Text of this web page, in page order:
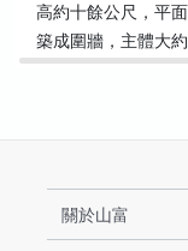
高約十餘公尺，平
築成圍牆，主體大
關於山富